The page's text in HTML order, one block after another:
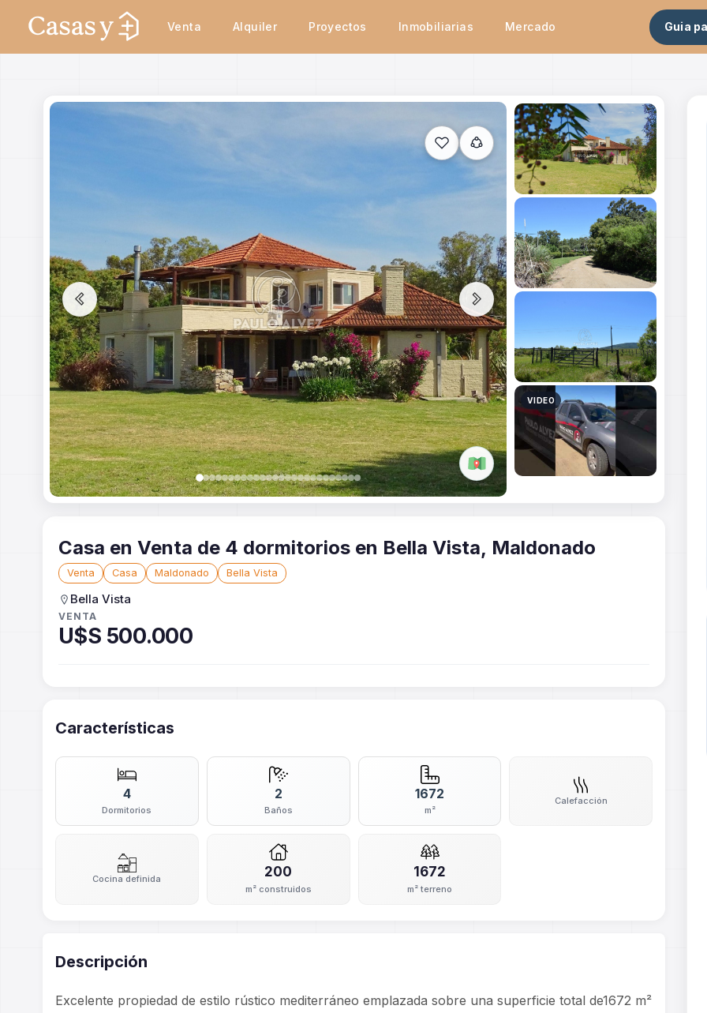
Venta Alquiler Proyectos Inmobiliarias Mercado Guia
Casa en Venta de 4 dormitorios en Bella Vista, Maldonado
Venta Casa Maldonado Bella Vista
Bella Vista
VENTA
U$S 500.000
Características
4
Dormitorios
2
Baños
1672
m²
Calefacción
Cocina definida 200
m² construidos
1672
m² terreno
Descripción
Excelente propiedad de estilo rústico mediterráneo emplazada sobre una superficie total de1672 m²